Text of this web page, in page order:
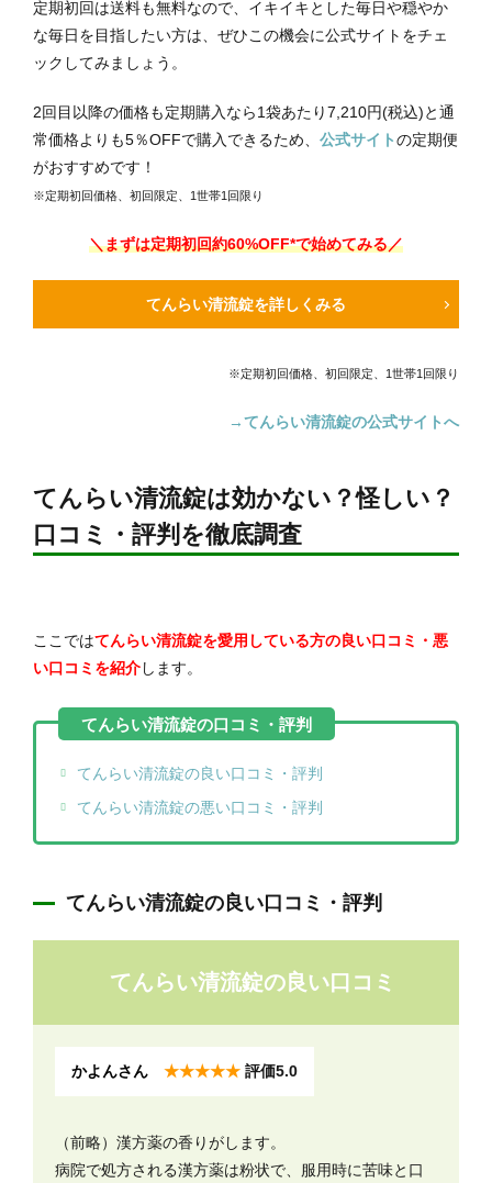
定期初回は送料も無料なので、イキイキとした毎日や穏やか
な毎日を目指したい方は、ぜひこの機会に公式サイトをチェ
ックしてみましょう。
2回目以降の価格も定期購入なら1袋あたり7,210円(税込)と通
常価格よりも5％OFFで購入できるため、 公式サイトの定期便
がおすすめです！
※定期初回価格、初回限定、1世帯1回限り
＼まずは定期初回約60%OFF*で始めてみる／
てんらい清流錠を詳しくみる
※定期初回価格、初回限定、1世帯1回限り
→てんらい清流錠の公式サイトへ
てんらい清流錠は効かない？怪しい？
口コミ・評判を徹底調査
ここではてんらい清流錠を愛用している方の良い口コミ・悪
い口コミを紹介します。
てんらい清流錠の良い口コミ・評判
てんらい清流錠の悪い口コミ・評判
てんらい清流錠の良い口コミ・評判
てんらい清流錠の良い口コミ
かよんさん ★★★★★ 評価5.0
（前略）漢方薬の香りがします。
病院で処方される漢方薬は粉状で、服用時に苦味と口